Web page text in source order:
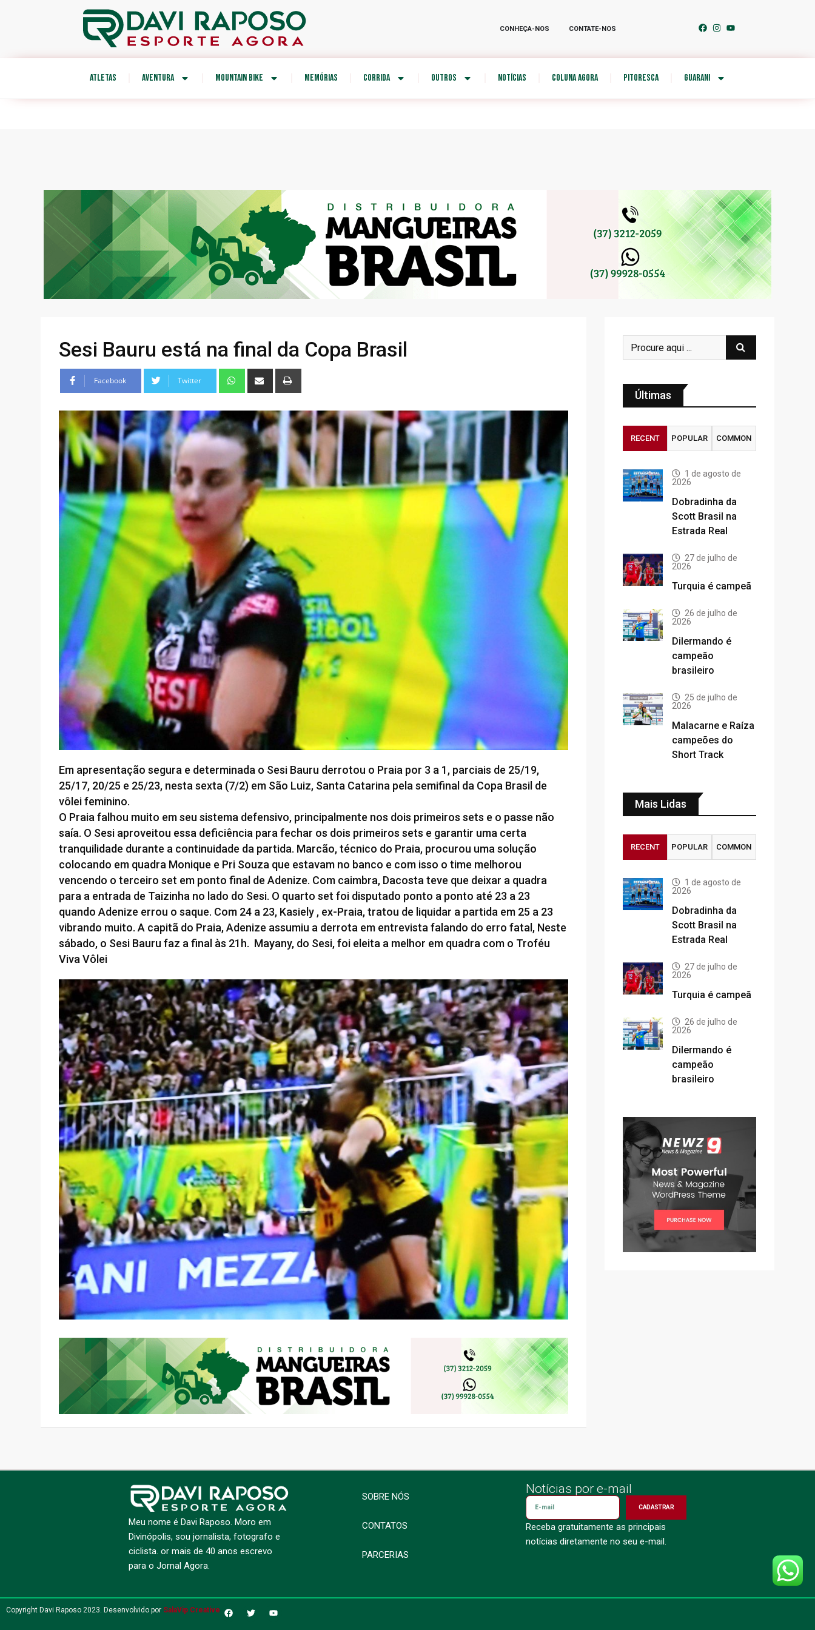
CONHEÇA-NOS CONTATE-NOS
ATLETAS AVENTURA MOUNTAIN BIKE MEMÓRIAS CORRIDA OUTROS NOTÍCIAS COLUNA AGORA PITORESCA GUARANI
Sesi Bauru está na final da Copa Brasil
Facebook Twitter
Em apresentação segura e determinada o Sesi Bauru derrotou o Praia por 3 a 1, parciais de 25/19,
25/17, 20/25 e 25/23, nesta sexta (7/2) em São Luiz, Santa Catarina pela semifinal da Copa Brasil de
vôlei feminino.
O Praia falhou muito em seu sistema defensivo, principalmente nos dois primeiros sets e o passe não
saía. O Sesi aproveitou essa deficiência para fechar os dois primeiros sets e garantir uma certa
tranquilidade durante a continuidade da partida. Marcão, técnico do Praia, procurou uma solução
colocando em quadra Monique e Pri Souza que estavam no banco e com isso o time melhorou
vencendo o terceiro set em ponto final de Adenize. Com caimbra, Dacosta teve que deixar a quadra
para a entrada de Taizinha no lado do Sesi. O quarto set foi disputado ponto a ponto até 23 a 23
quando Adenize errou o saque. Com 24 a 23, Kasiely , ex-Praia, tratou de liquidar a partida em 25 a 23
vibrando muito. A capitã do Praia, Adenize assumiu a derrota em entrevista falando do erro fatal, Neste
sábado, o Sesi Bauru faz a final às 21h. Mayany, do Sesi, foi eleita a melhor em quadra com o Troféu
Viva Vôlei
Últimas
RECENT POPULAR COMMON
1 de agosto de
2026
Dobradinha da
Scott Brasil na
Estrada Real
27 de julho de
2026
Turquia é campeã
26 de julho de
2026
Dilermando é
campeão
brasileiro
25 de julho de
2026
Malacarne e Raíza
campeões do
Short Track
Mais Lidas
RECENT POPULAR COMMON
1 de agosto de
2026
Dobradinha da
Scott Brasil na
Estrada Real
27 de julho de
2026
Turquia é campeã
26 de julho de
2026
Dilermando é
campeão
brasileiro
Meu nome é Davi Raposo. Moro em
Divinópolis, sou jornalista, fotografo e
ciclista. or mais de 40 anos escrevo
para o Jornal Agora.
SOBRE NÓS
CONTATOS
PARCERIAS
Notícias por e-mail
CADASTRAR
Receba gratuitamente as principais
notícias diretamente no seu e-mail.
Copyright Davi Raposo 2023. Desenvolvido por SalaVip Creative